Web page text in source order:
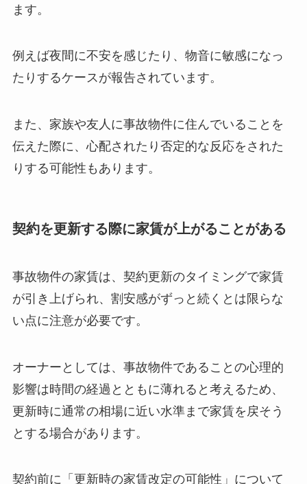
ます。
例えば夜間に不安を感じたり、物音に敏感になっ
たりするケースが報告されています。
また、家族や友人に事故物件に住んでいることを
伝えた際に、心配されたり否定的な反応をされた
りする可能性もあります。
契約を更新する際に家賃が上がることがある
事故物件の家賃は、契約更新のタイミングで家賃
が引き上げられ、割安感がずっと続くとは限らな
い点に注意が必要です。
オーナーとしては、事故物件であることの心理的
影響は時間の経過とともに薄れると考えるため、
更新時に通常の相場に近い水準まで家賃を戻そう
とする場合があります。
契約前に「更新時の家賃改定の可能性」について